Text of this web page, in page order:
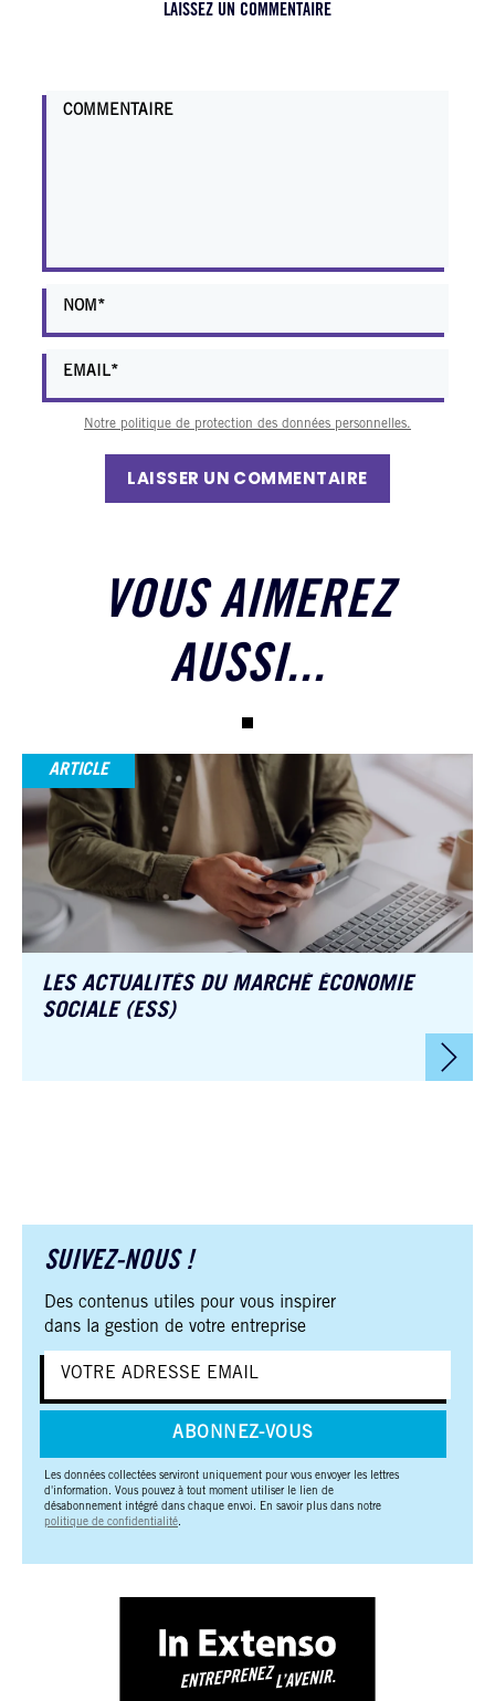
LAISSEZ UN COMMENTAIRE
Notre politique de protection des données personnelles.
LAISSER UN COMMENTAIRE
VOUS AIMEREZ
AUSSI...
ARTICLE
LES ACTUALITÉS DU MARCHÉ ÉCONOMIE
SOCIALE (ESS)
SUIVEZ-NOUS !
Des contenus utiles pour vous inspirer
dans la gestion de votre entreprise
ABONNEZ-VOUS
Les données collectées serviront uniquement pour vous envoyer les lettres
d'information. Vous pouvez à tout moment utiliser le lien de
désabonnement intégré dans chaque envoi. En savoir plus dans notre
politique de confidentialité.